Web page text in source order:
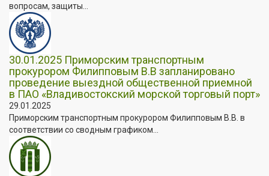
вопросам, защиты...
30.01.2025 Приморским транспортным
прокурором Филипповым В.В запланировано
проведение выездной общественной приемной
в ПАО «Владивостокский морской торговый порт»
29.01.2025
Приморским транспортным прокурором Филипповым В.В. в
соответствии со сводным графиком...